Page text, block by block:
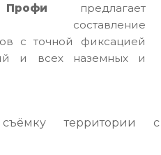
предлагает
составление
с точной фиксацией
и всех наземных и
съёмку территории с